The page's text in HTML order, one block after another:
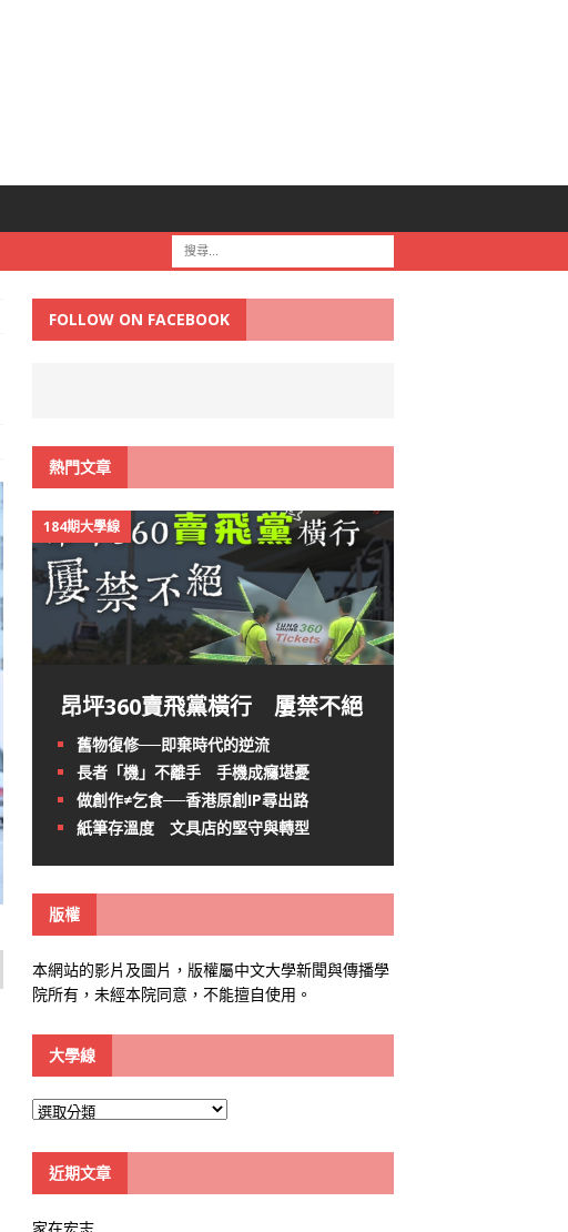
FOLLOW ON FACEBOOK
熱門文章
184期大學線
昂坪360賣飛黨橫行 屢禁不絕
舊物復修──即棄時代的逆流
長者「機」不離手 手機成癮堪憂
做創作≠乞食──香港原創IP尋出路
紙筆存溫度 文具店的堅守與轉型
版權
本網站的影片及圖片，版權屬中文大學新聞與傳播學
院所有，未經本院同意，不能擅自使用。
大學線
大
線
近期文章
家在宏志